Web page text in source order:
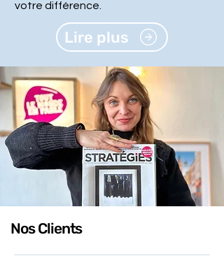
votre différence.
Lire plus
Nos Clients